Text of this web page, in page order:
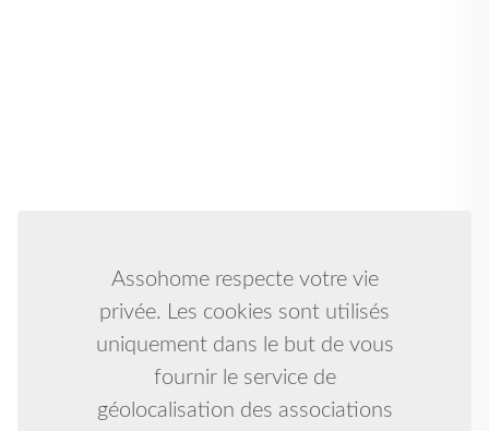
Assohome respecte votre vie
privée. Les cookies sont utilisés
uniquement dans le but de vous
fournir le service de
géolocalisation des associations